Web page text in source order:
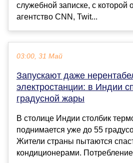
служебной записке, с которой
агентство CNN, Twit...
03:00, 31 Май
Запускают даже
электростанции: в Индии
градусной жары
В столице Индии столбик
поднимается уже до 55
Жители страны пытаются
кондиционерами.